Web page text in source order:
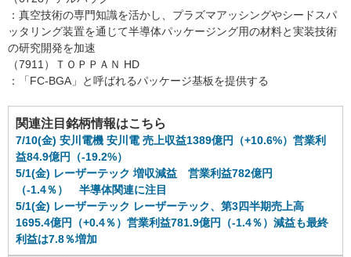
：真空技術の専門知識を活かし、プラズマアッシングやシードスパ
ッタリング装置を通じて半導体パッケージング用の材料と実装技術
の研究開発を加速
（7911）ＴＯＰＰＡＮ HD
：「FC-BGA」と呼ばれるパッケージ基板を提供する
関連注目銘柄情報はこちら
7/10(金) 安川電機 安川電 売上収益1389億円（+10.6%）営業利
益84.9億円（-19.2%）
5/1(金) レーザーテック 増収減益 営業利益782億円
（-1.4％） 半導体関連に注目
5/1(金) レーザーテック レーザーテック、第3四半期売上高
1695.4億円（+0.4％）営業利益781.9億円（-1.4％）減益も最終
利益は7.8％増加